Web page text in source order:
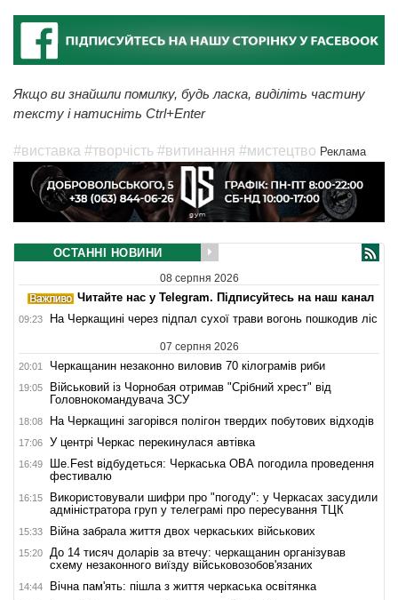
Якщо ви знайшли помилку, будь ласка, виділіть частину
тексту і натисніть Ctrl+Enter
#виставка #творчість #витинання #мистецтво Реклама
ОСТАННІ НОВИНИ
08 серпня 2026
Читайте нас у Telegram. Підписуйтесь на наш канал
09:23 На Черкащині через підпал сухої трави вогонь пошкодив ліс
07 серпня 2026
20:01 Черкащанин незаконно виловив 70 кілограмів риби
19:05
Військовий із Чорнобая отримав "Срібний хрест" від
Головнокомандувача ЗСУ
18:08 На Черкащині загорівся полігон твердих побутових відходів
17:06 У центрі Черкас перекинулася автівка
16:49
Ше.Fest відбудеться: Черкаська ОВА погодила проведення
фестивалю
16:15
Використовували шифри про "погоду": у Черкасах засудили
адміністратора груп у телеграмі про пересування ТЦК
15:33 Війна забрала життя двох черкаських військових
15:20
До 14 тисяч доларів за втечу: черкащанин організував
схему незаконного виїзду військовозобов'язаних
14:44 Вічна пам'ять: пішла з життя черкаська освітянка